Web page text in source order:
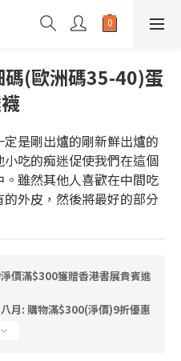
碼(歐洲碼35-40)蛋
是剛出爐的剛新鮮出爐的
吃的痴迷促使我們在這個
雖然其他人喜歡在中間吃
外皮，然後將最好的部分
價滿$300獲贈香港書展貴賓進
月: 購物滿$300(淨價)9折優惠